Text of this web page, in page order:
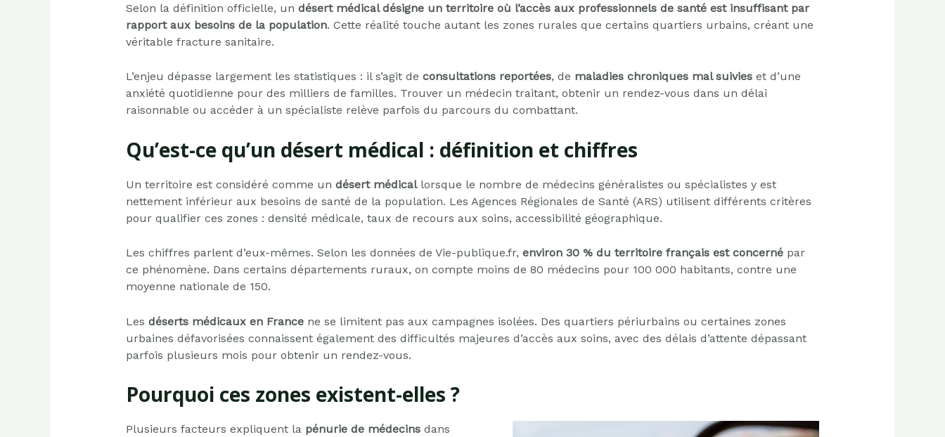
Selon la définition officielle, un désert médical désigne un territoire où l’accès aux professionnels de santé est insuffisant par
rapport aux besoins de la population. Cette réalité touche autant les zones rurales que certains quartiers urbains, créant une
véritable fracture sanitaire.
L’enjeu dépasse largement les statistiques : il s’agit de consultations reportées, de maladies chroniques mal suivieset d’une
anxiété quotidienne pour des milliers de familles. Trouver un médecin traitant, obtenir un rendez-vous dans un délai
raisonnable ou accéder à un spécialiste relève parfois du parcours du combattant.
Qu’est-ce qu’un désert médical : définition et chiffres
Un territoire est considéré comme un désert médicallorsque le nombre de médecins généralistes ou spécialistes y est
nettement inférieur aux besoins de santé de la population. Les Agences Régionales de Santé (ARS) utilisent différents critères
pour qualifier ces zones : densité médicale, taux de recours aux soins, accessibilité géographique.
Les chiffres parlent d’eux-mêmes. Selon les données de Vie-publique.fr, environ 30 % du territoire français est concernépar
ce phénomène. Dans certains départements ruraux, on compte moins de 80 médecins pour 100 000 habitants, contre une
moyenne nationale de 150.
Les déserts médicaux en Francene se limitent pas aux campagnes isolées. Des quartiers périurbains ou certaines zones
urbaines défavorisées connaissent également des difficultés majeures d’accès aux soins, avec des délais d’attente dépassant
parfois plusieurs mois pour obtenir un rendez-vous.
Pourquoi ces zones existent-elles ?
Plusieurs facteurs expliquent la pénurie de médecinsdans